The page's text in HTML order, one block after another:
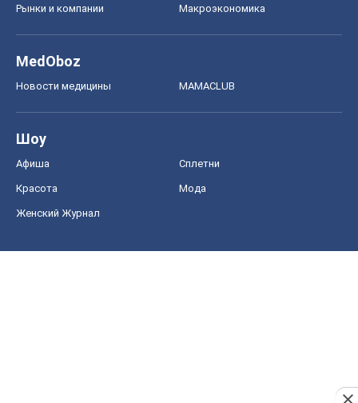
Рынки и компании Mакроэкономика
MedOboz
Новости медицины MAMACLUB
Шоу
Афиша Сплетни
Красота Мода
Женский Журнал